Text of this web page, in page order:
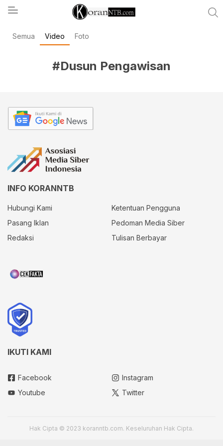
koranntb.com
Semua Video Foto
#Dusun Pengawisan
INFO KORANNTB
Hubungi Kami
Ketentuan Pengguna
Pasang Iklan
Pedoman Media Siber
Redaksi
Tulisan Berbayar
IKUTI KAMI
Facebook
Instagram
Youtube
Twitter
Hak Cipta © 2023 koranntb.com. Keseluruhan Hak Cipta.